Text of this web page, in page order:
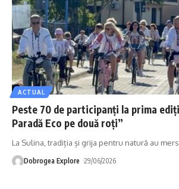
ACTUAL
Peste 70 de participanți la prima
Paradă Eco pe două roți”
La Sulina, tradiția și grija pentru natură au
Dobrogea Explore 29/06/2026